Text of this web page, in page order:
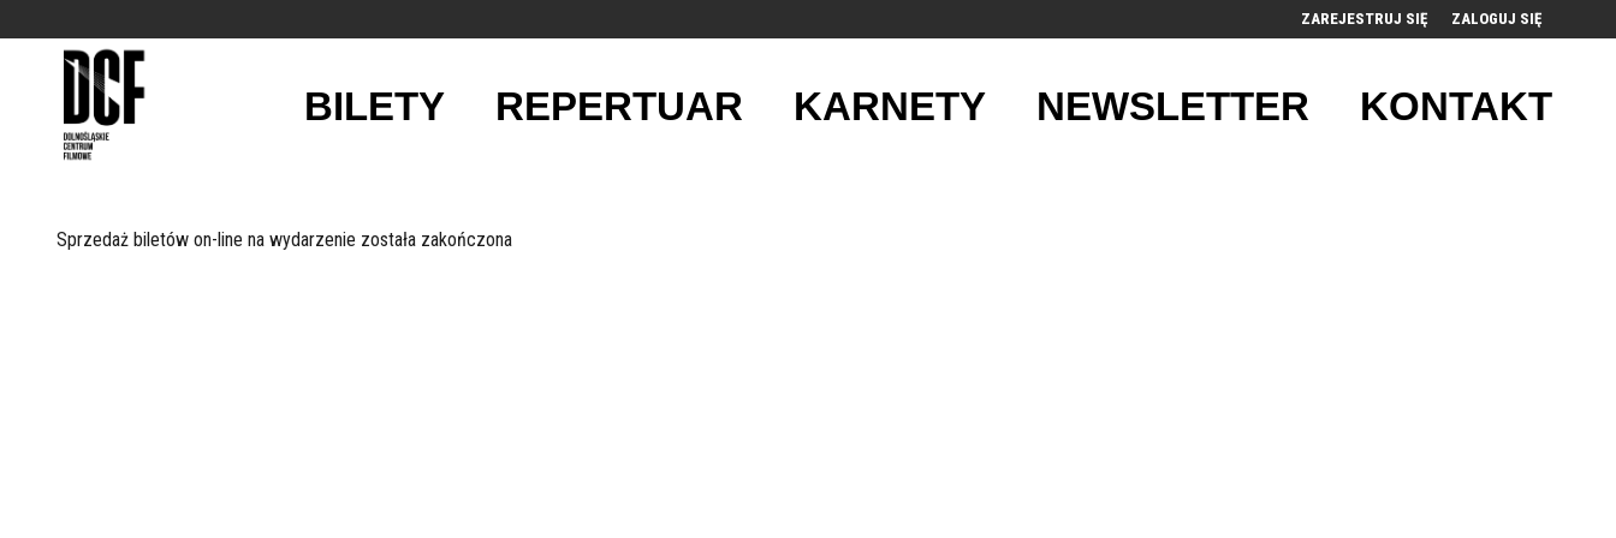
ZAREJESTRUJ SIĘ ZALOGUJ SIĘ
0,00
BILETY REPERTUAR KARNETY NEWSLETTER KONTAKT
Sprzedaż biletów on-line na wydarzenie została zakończona